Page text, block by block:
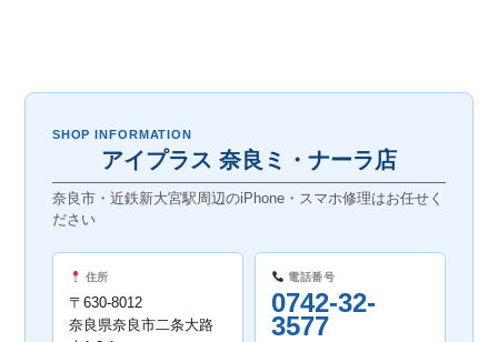
SHOP INFORMATION
アイプラス 奈良ミ・ナーラ店
奈良市・近鉄新大宮駅周辺のiPhone・スマホ修理はお任せく
ださい
住所
〒630-8012
奈良県奈良市二条大路
電話番号
0742-32-
3577